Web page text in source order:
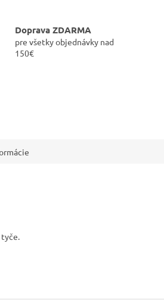
Doprava ZDARMA
pre všetky objednávky nad
150€